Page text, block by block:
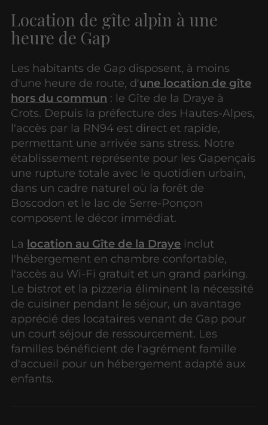
Location de gîte alpin à une
heure de Gap
Les habitants de Gap disposent, à moins
d'une heure de route, d'une location de gîte
hors du commun : le Gîte de la Draye à
Crots. Depuis la préfecture des Hautes-Alpes,
l'accès par la RN94 est direct et rapide,
permettant une arrivée sans stress. Notre
établissement représente pour les Gapençais
une rupture totale avec le quotidien urbain,
dans un cadre naturel où la forêt de
Boscodon et le lac de Serre-Ponçon
composent le décor immédiat.
La location au Gîte de la Draye inclut
l'hébergement en chambre confortable,
l'accès au Wi-Fi gratuit et un grand parking.
Le bistrot et la pizzeria éliminent la nécessité
de cuisiner pendant le séjour, un avantage
apprécié des locataires venant de Gap pour
un court séjour de ressourcement. Les
familles bénéficient de l'agrément famille
d'accueil pour un hébergement adapté aux
enfants.